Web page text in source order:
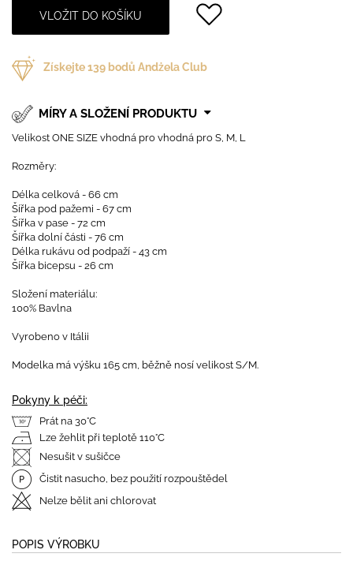
VLOŽIT DO KOŠÍKU
Získejte139 bodů Andżela Club
MÍRY A SLOŽENÍ PRODUKTU
Velikost ONE SIZE vhodná pro vhodná pro S, M, L
Rozměry:
Délka celková - 66 cm
Šířka pod pažemi - 67 cm
Šířka v pase - 72 cm
Šířka dolní části - 76 cm
Délka rukávu od podpaží - 43 cm
Šířka bicepsu - 26 cm
Složení materiálu:
100% Bavlna
Vyrobeno v Itálii
Modelka má výšku 165 cm, běžně nosí velikost S/M.
Pokyny k péči:
Prát na 30°C
Lze žehlit při teplotě 110°C
Nesušit v sušičce
Čistit nasucho, bez použití rozpouštědel
Nelze bělit ani chlorovat
POPIS VÝROBKU